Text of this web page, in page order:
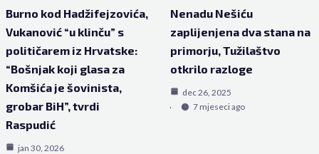
Burno kod Hadžifejzovića,
Vukanović “u klinču” s
političarem iz Hrvatske:
“Bošnjak koji glasa za
Komšića je šovinista,
grobar BiH”, tvrdi
Raspudić
jan 30, 2026
Nenadu Nešiću
zaplijenjena dva stana na
primorju, Tužilaštvo
otkrilo razloge
dec 26, 2025
7 mjeseci ago